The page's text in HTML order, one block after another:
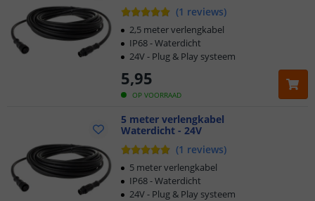
(1 reviews)
OP VOORRAAD
5,95
2,5 meter verlengkabel
IP68 - Waterdicht
24V - Plug & Play systeem
5 meter verlengkabel
Waterdicht - 24V
(1 reviews)
5 meter verlengkabel
IP68 - Waterdicht
24V - Plug & Play systeem
Klantbeoordeling 9.1
Voor 23:45 uur besteld, morgen in huis